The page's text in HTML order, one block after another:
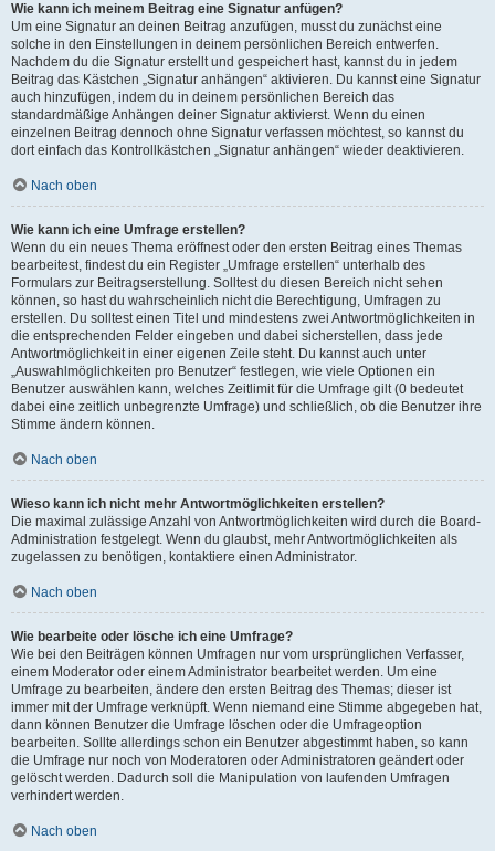
Wie kann ich meinem Beitrag eine Signatur anfügen?
Um eine Signatur an deinen Beitrag anzufügen, musst du zunächst eine
solche in den Einstellungen in deinem persönlichen Bereich entwerfen.
Nachdem du die Signatur erstellt und gespeichert hast, kannst du in jedem
Beitrag das Kästchen „Signatur anhängen“ aktivieren. Du kannst eine Signatur
auch hinzufügen, indem du in deinem persönlichen Bereich das
standardmäßige Anhängen deiner Signatur aktivierst. Wenn du einen
einzelnen Beitrag dennoch ohne Signatur verfassen möchtest, so kannst du
dort einfach das Kontrollkästchen „Signatur anhängen“ wieder deaktivieren.
Nach oben
Wie kann ich eine Umfrage erstellen?
Wenn du ein neues Thema eröffnest oder den ersten Beitrag eines Themas
bearbeitest, findest du ein Register „Umfrage erstellen“ unterhalb des
Formulars zur Beitragserstellung. Solltest du diesen Bereich nicht sehen
können, so hast du wahrscheinlich nicht die Berechtigung, Umfragen zu
erstellen. Du solltest einen Titel und mindestens zwei Antwortmöglichkeiten in
die entsprechenden Felder eingeben und dabei sicherstellen, dass jede
Antwortmöglichkeit in einer eigenen Zeile steht. Du kannst auch unter
„Auswahlmöglichkeiten pro Benutzer“ festlegen, wie viele Optionen ein
Benutzer auswählen kann, welches Zeitlimit für die Umfrage gilt (0 bedeutet
dabei eine zeitlich unbegrenzte Umfrage) und schließlich, ob die Benutzer ihre
Stimme ändern können.
Nach oben
Wieso kann ich nicht mehr Antwortmöglichkeiten erstellen?
Die maximal zulässige Anzahl von Antwortmöglichkeiten wird durch die Board-
Administration festgelegt. Wenn du glaubst, mehr Antwortmöglichkeiten als
zugelassen zu benötigen, kontaktiere einen Administrator.
Nach oben
Wie bearbeite oder lösche ich eine Umfrage?
Wie bei den Beiträgen können Umfragen nur vom ursprünglichen Verfasser,
einem Moderator oder einem Administrator bearbeitet werden. Um eine
Umfrage zu bearbeiten, ändere den ersten Beitrag des Themas; dieser ist
immer mit der Umfrage verknüpft. Wenn niemand eine Stimme abgegeben hat,
dann können Benutzer die Umfrage löschen oder die Umfrageoption
bearbeiten. Sollte allerdings schon ein Benutzer abgestimmt haben, so kann
die Umfrage nur noch von Moderatoren oder Administratoren geändert oder
gelöscht werden. Dadurch soll die Manipulation von laufenden Umfragen
verhindert werden.
Nach oben